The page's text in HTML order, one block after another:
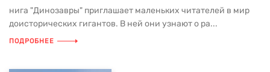
нига "Динозавры" приглашает маленьких читателей в мир
доисторических гигантов. В ней они узнают о ра...
ПОДРОБНЕЕ